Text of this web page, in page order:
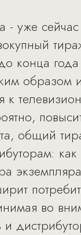
уже
конца года
образом
к
общий
во
и